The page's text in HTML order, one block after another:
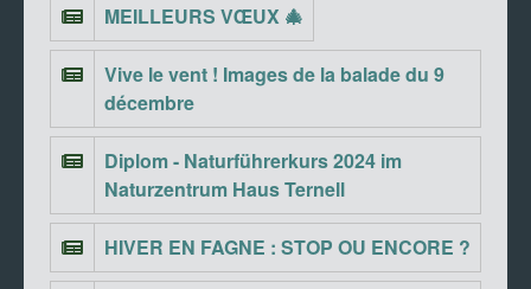
MEILLEURS VŒUX 🎄
Vive le vent ! Images de la balade du 9
décembre
Diplom - Naturführerkurs 2024 im
Naturzentrum Haus Ternell
HIVER EN FAGNE : STOP OU ENCORE ?